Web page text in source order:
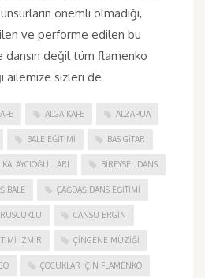
önemli olmadığı,
ve performe edilen bu
değil tüm flamenko
ailemize sizleri de
ALGA KAFE ALZAPUA
BALE EĞITIMI BAS GITAR
KALAYCIOĞULLARI BIREYSEL DANS
BALE ÇAĞDAŞ DANS EĞITIMI
CANSU ERGIN
İZMIR ÇINGENE MÜZIĞI
ÇOCUKLAR IÇIN FLAMENKO